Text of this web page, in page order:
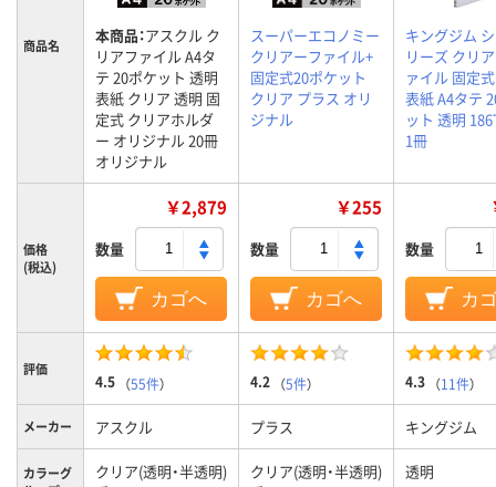
商品名 本商品：アスクル ク
リアファイル A4タ
テ 20ポケット 透明
表紙 クリア 透明 固
定式 クリアホルダ
ー オリジナル 20冊
オリジナル
スーパーエコノミー
クリアーファイル+
固定式20ポケット
クリア プラス オリ
ジナル
キングジム
リーズ クリ
ァイル 固定
表紙 A4タテ
ット 透明
1冊
価格
(税込)
￥2,879
数量
カゴへ
￥255
数量
カゴへ
数量
カ
評価
4.5 （55件） 4.2 （5件） 4.3 （11件）
メーカー アスクル プラス キングジム
カラーグ
クリア(透明・半透明)
クリア(透明・半透明)
透明